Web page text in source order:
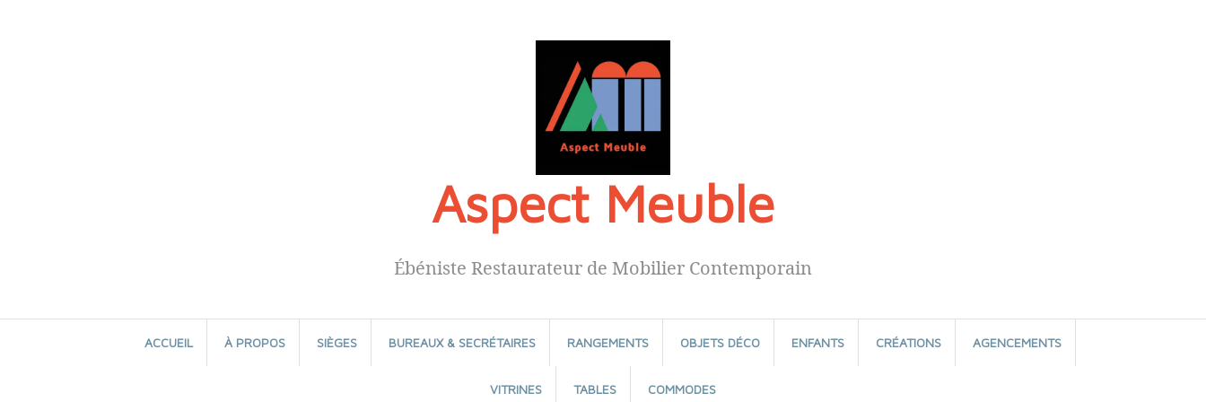
Aspect Meuble
Ébéniste Restaurateur de Mobilier Contemporain
ACCUEIL À PROPOS SIÈGES BUREAUX & SECRÉTAIRES RANGEMENTS OBJETS DÉCO ENFANTS CRÉATIONS AGENCEMENTS
VITRINES TABLES COMMODES